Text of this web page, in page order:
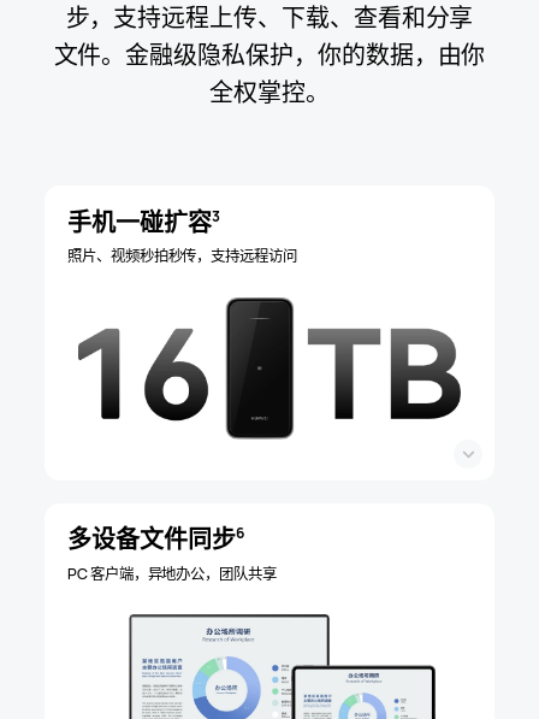
步，支持远程上传、下载、查看和分享
文⁠件。金融级隐私保护，你的数据，由你
全权掌⁠控。
手机一碰扩容3
照片、视频秒拍秒传，支持远程访问
多设备文件同步6
PC 客户端，异地办公，团队共享